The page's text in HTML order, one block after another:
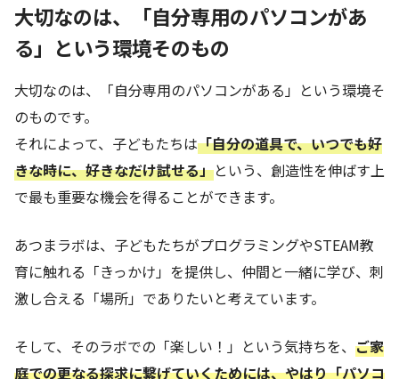
大切なのは、「自分専用のパソコンがあ
る」という環境そのもの
大切なのは、「自分専用のパソコンがある」という環境そ
のものです。
それによって、子どもたちは「自分の道具で、いつでも好
きな時に、好きなだけ試せる」という、創造性を伸ばす上
で最も重要な機会を得ることができます。
あつまラボは、子どもたちがプログラミングやSTEAM教
育に触れる「きっかけ」を提供し、仲間と一緒に学び、刺
激し合える「場所」でありたいと考えています。
そして、そのラボでの「楽しい！」という気持ちを、 ご家
庭での更なる探求に繋げていくためには、やはり「パソコ